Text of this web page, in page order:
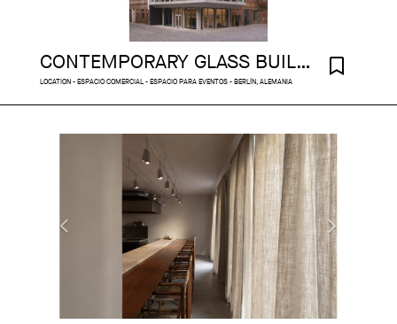
CONTEMPORARY GLASS BUILDING ON THE SPREE
LOCATION - ESPACIO COMERCIAL - ESPACIO PARA EVENTOS - BERLÍN, ALEMANIA